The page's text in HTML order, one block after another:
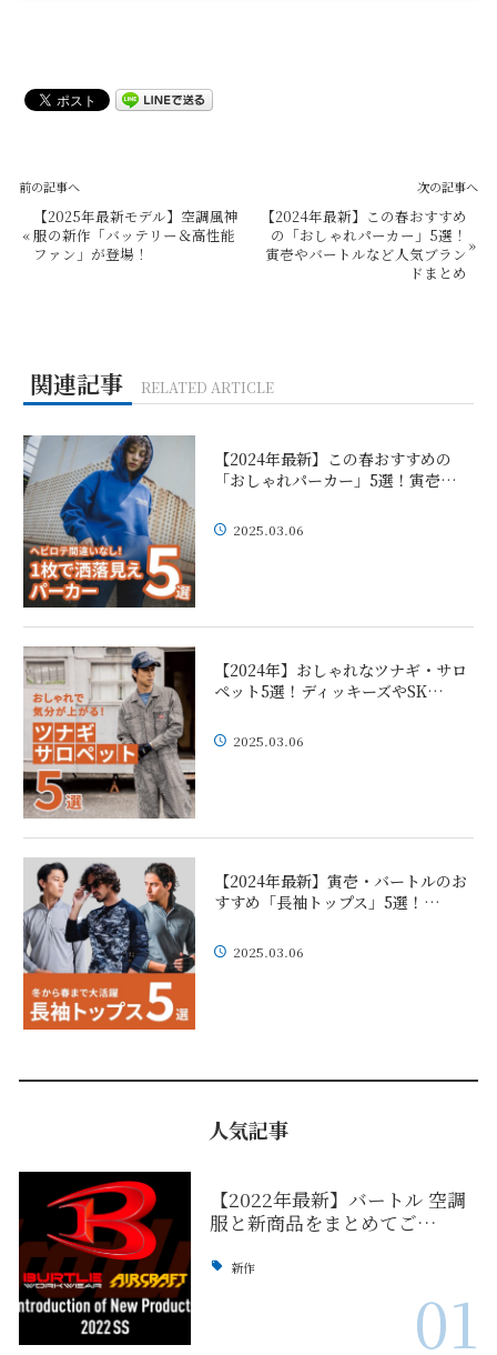
前の記事へ
«
【2025年最新モデル】空調風神
服の新作「バッテリー＆高性能
ファン」が登場！
次の記事へ
【2024年最新】この春おすすめ
の「おしゃれパーカー」5選！
寅壱やバートルなど人気ブラン
ドまとめ
»
関連記事 RELATED ARTICLE
【2024年最新】この春おすすめの
「おしゃれパーカー」5選！寅壱…
2025.03.06
【2024年】おしゃれなツナギ・サロ
ペット5選！ディッキーズやSK…
2025.03.06
【2024年最新】寅壱・バートルのお
すすめ「長袖トップス」5選！…
2025.03.06
人気記事
【2022年最新】バートル 空調
服と新商品をまとめてご…
新作
01